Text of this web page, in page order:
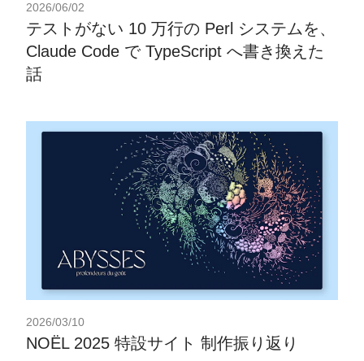
2026/06/02
テストがない 10 万行の Perl システムを、
Claude Code で TypeScript へ書き換えた
話
2026/03/10
NOËL 2025 特設サイト 制作振り返り